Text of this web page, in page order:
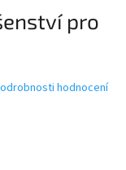
pro
hodnocení